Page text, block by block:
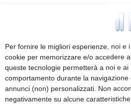
Per fornire le migliori esperienze, noi e
cookie per memorizzare e/o accedere
queste tecnologie permetterà a noi e
comportamento durante la
annunci (non) personalizzati. Non
negativamente su alcune